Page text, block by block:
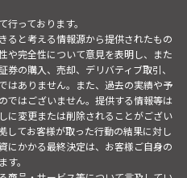
っております。
ると考える情報源から提供されたもの
や完全性について意見を表明し、また
の購入、売却、デリバティブ取引、
はありません。また、過去の実績や予
ではございません。提供する情報等は
に変更または削除されることがござい
してお客様が取った行動の結果に対し
にかかる最終決定は、お客様ご自身の
。